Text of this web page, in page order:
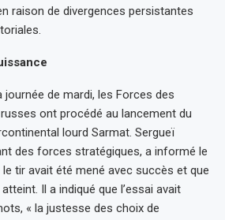
raison de divergences persistantes
journée de mardi, les Forces des
ont procédé au lancement du
lourd Sarmat. Sergueï
des forces stratégiques, a informé le
tir avait été mené avec succès et que
Il a indiqué que l’essai avait
« la justesse des choix de